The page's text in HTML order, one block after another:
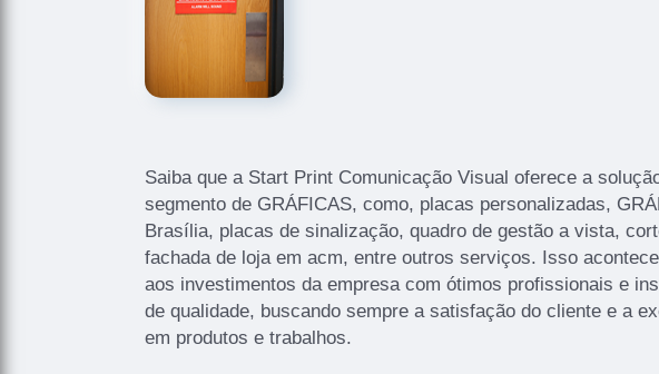
Saiba que a Start Print Comunicação Visual oferece a
segmento de GRÁFICAS, como, placas personalizadas,
Brasília, placas de sinalização, quadro de gestão a vista,
fachada de loja em acm, entre outros serviços. Isso
aos investimentos da empresa com ótimos profissionais e
de qualidade, buscando sempre a satisfação do cliente e a
em produtos e trabalhos.